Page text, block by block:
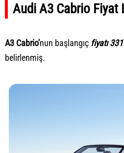
Audi A3 Cabrio Fiyat
A3 Cabrio'nun başlangıç fiyatı
belirlenmiş.